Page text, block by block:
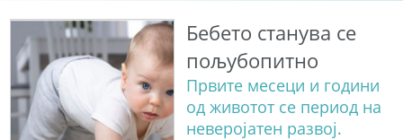
Бебето станува сe
пољубопитно
Првите месеци и години
од животот се период на
неверојатен развој.